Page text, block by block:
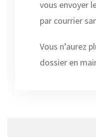
vous envoyer
par courrier
Vous n’aurez
dossier en